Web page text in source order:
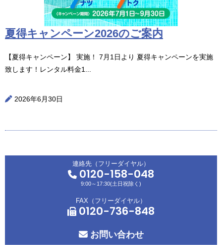
夏得キャンペーン2026のご案内
【夏得キャンペーン】 実施！ 7月1日より 夏得キャンペーンを実施
致します！レンタル料金1...
2026年6月30日
連絡先（フリーダイヤル）
0120-158-048
9:00～17:30(土日祝除く)
FAX（フリーダイヤル）
0120-736-848
お問い合わせ